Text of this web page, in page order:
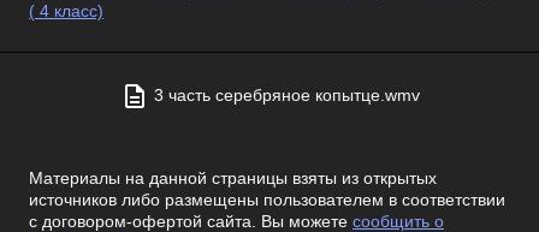
( 4 класс)
3 часть серебряное копытце.wmv
Материалы на данной страницы взяты из открытых
источников либо размещены пользователем в соответствии
с договором-офертой сайта. Вы можете сообщить о